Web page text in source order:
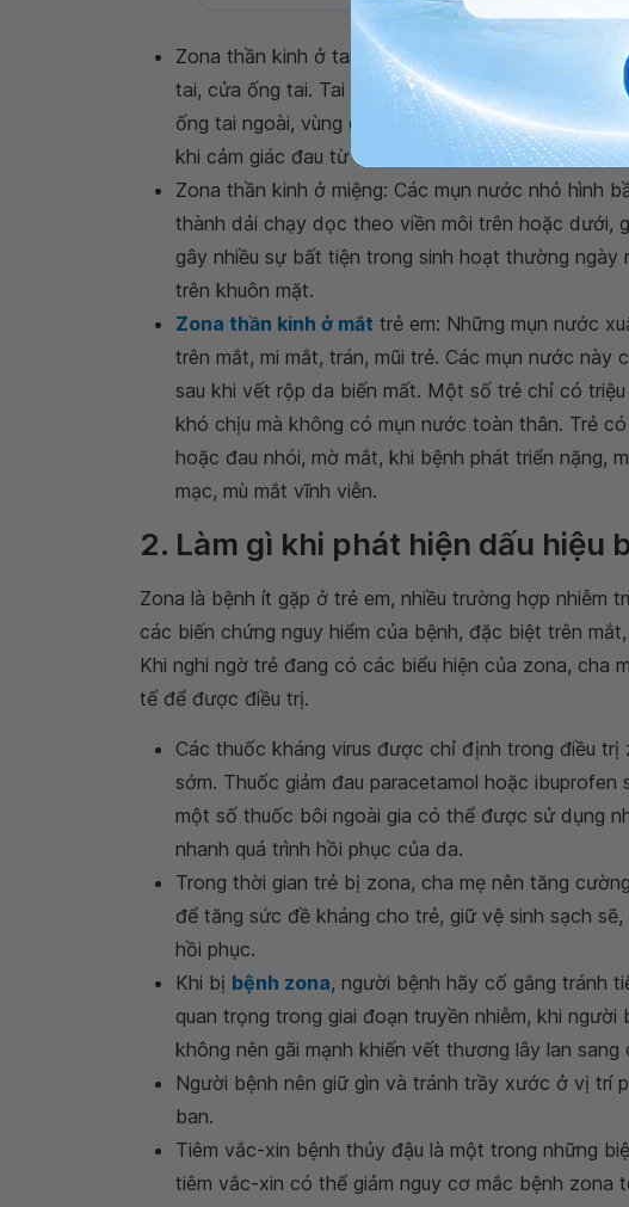
Zona thần kinh ở tai: Từ vùng da tai bị đau rát dần
tai, cửa ống tai. Tai bị đau dữ dội, cảm giác rát
ống tai ngoài, vùng da trước tai và sau tai. Không
khi cảm giác đau từ tai lan xuống miệng, họng,
Zona thần kinh ở miệng: Các mụn nước nhỏ hình
thành dải chạy dọc theo viền môi trên hoặc dưới,
gây nhiều sự bất tiện trong sinh hoạt thường
trên khuôn mặt.
Zona thần kinh ở mắt trẻ em: Những mụn nước
trên mắt, mi mắt, trán, mũi trẻ. Các mụn nước
sau khi vết rộp da biến mất. Một số trẻ chỉ có
khó chịu mà không có mụn nước toàn thân. Trẻ
hoặc đau nhói, mờ mắt, khi bệnh phát triển nặng,
mạc, mù mắt vĩnh viễn.
2. Làm gì khi phát hiện dấu hiệu
Zona là bệnh ít gặp ở trẻ em, nhiều trường hợp nhiễm
các biến chứng nguy hiểm của bệnh, đặc biệt trên
Khi nghi ngờ trẻ đang có các biểu hiện của zona, cha
tế để được điều trị.
Các thuốc kháng virus được chỉ định trong điều
sớm. Thuốc giảm đau paracetamol hoặc ibuprofen
một số thuốc bôi ngoài gia có thể được sử dụng
nhanh quá trình hồi phục của da.
Trong thời gian trẻ bị zona, cha mẹ nên tăng
để tăng sức đề kháng cho trẻ, giữ vệ sinh sạch
hồi phục.
Khi bị bệnh zona, người bệnh hãy cố gắng tránh
quan trọng trong giai đoạn truyền nhiễm, khi
không nên gãi mạnh khiến vết thương lây lan sang
Người bệnh nên giữ gìn và tránh trầy xước ở vị trí
ban.
Tiêm vắc-xin bệnh thủy đậu là một trong những
tiêm vắc-xin có thể giảm nguy cơ mắc bệnh zona